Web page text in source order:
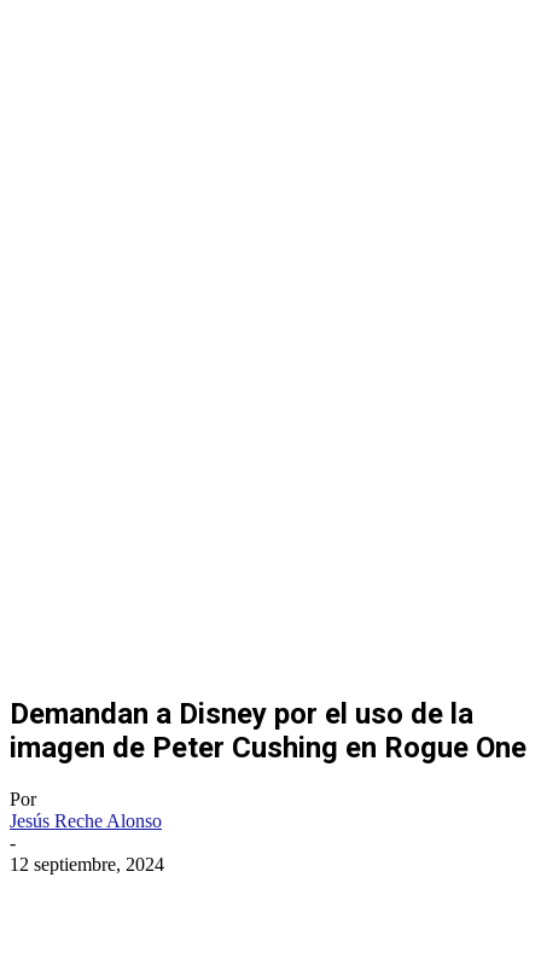
Demandan a Disney por el uso de la
imagen de Peter Cushing en Rogue One
Por
Jesús Reche Alonso
-
12 septiembre, 2024